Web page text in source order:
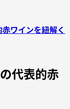
ワインを紐解く
代表的赤